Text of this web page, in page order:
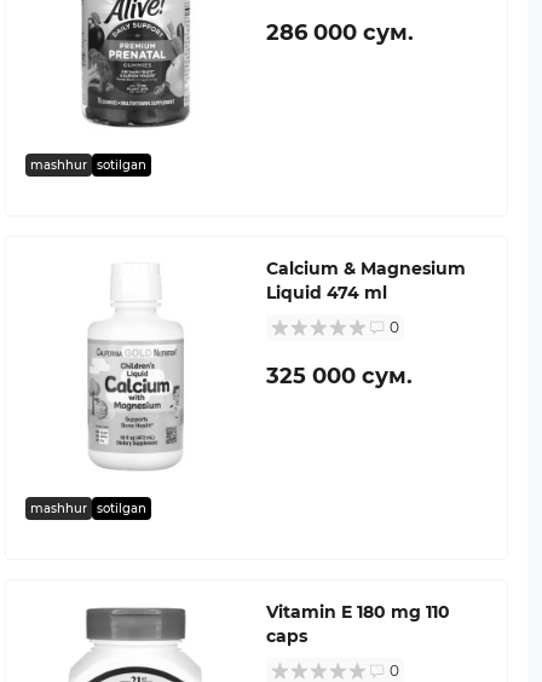
mashhur sotilgan
286 000 сум.
mashhur sotilgan
Calcium & Magnesium
Liquid 474 ml
0
325 000 сум.
Vitamin E 180 mg 110
caps
0